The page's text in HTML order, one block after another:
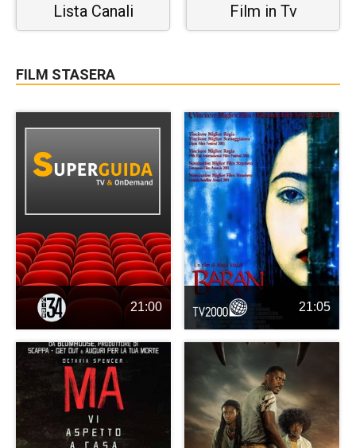
Lista Canali Film in Tv
FILM STASERA
21:00 21:05